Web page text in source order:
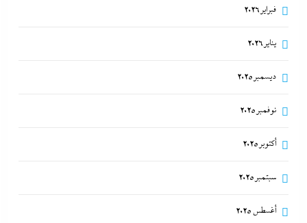
فبراير 2026
يناير 2026
ديسمبر 2025
نوفمبر 2025
أكتوبر 2025
سبتمبر 2025
أغسطس 2025